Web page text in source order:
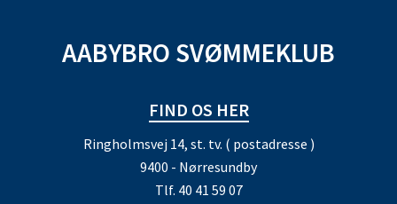
AABYBRO SVØMMEKLUB
FIND OS HER
Ringholmsvej 14, st. tv. ( postadresse )
9400 - Nørresundby
Tlf. 40 41 59 07